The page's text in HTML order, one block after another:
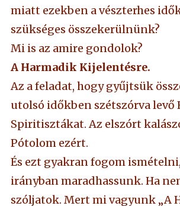
miatt ezekben a vészterhes
szükséges összekerülnünk?
Mi is az amire gondolok?
A Harmadik Kijelentésre.
Az a feladat, hogy gyűjtsük
utolsó időkben szétszórva levő
Spiritisztákat. Az elszórt
Pótolom ezért.
És ezt gyakran fogom
irányban maradhassunk. Ha
szóljatok. Mert mi vagyunk „A